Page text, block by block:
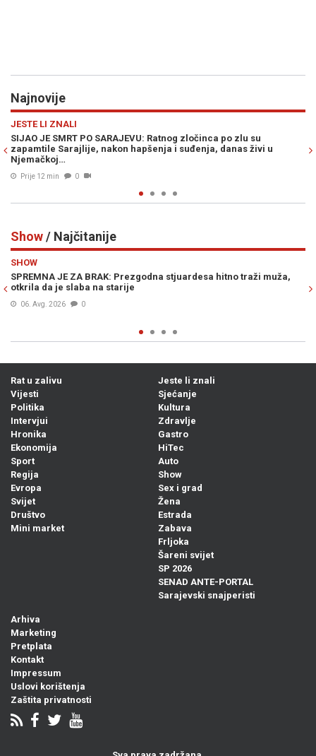
Najnovije
zločinca po zlu su
danas živi u
VIC DANA: Mujo ugledao starog jarana
onda je uslijedilo neobično pitanje...
Show/ Najčitanije
hitno traži muža,
DILETTA LEOTTA POZIRALA U LJETNOM
granici legalnog, fanovi je zasuli
Rat u zalivu
Vijesti
Politika
Intervjui
Hronika
Ekonomija
Sport
Regija
Evropa
Svijet
Društvo
Mini market
Jeste li znali
Sjećanje
Kultura
Zdravlje
Gastro
HiTec
Auto
Show
Sex i grad
Žena
Estrada
Zabava
Frljoka
Šareni svijet
SP 2026
SENAD ANTE-PORTAL
Sarajevski snajperisti
Arhiva
Marketing
Pretplata
Kontakt
Impressum
Uslovi korištenja
Zaštita privatnosti